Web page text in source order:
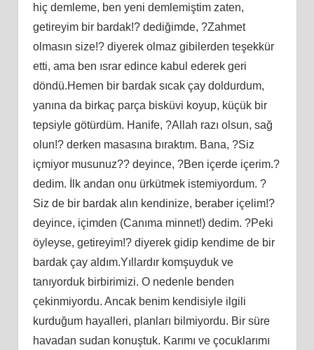
hiç demleme, ben yeni demlemiştim zaten,
getireyim bir bardak!? dediğimde, ?Zahmet
olmasın size!? diyerek olmaz gibilerden teşekkür
etti, ama ben ısrar edince kabul ederek geri
döndü.Hemen bir bardak sıcak çay doldurdum,
yanına da birkaç parça bisküvi koyup, küçük bir
tepsiyle götürdüm. Hanife, ?Allah razı olsun, sağ
olun!? derken masasına bıraktım. Bana, ?Siz
içmiyor musunuz?? deyince, ?Ben içerde içerim.?
dedim. İlk andan onu ürkütmek istemiyordum. ?
Siz de bir bardak alın kendinize, beraber içelim!?
deyince, içimden (Canıma minnet!) dedim. ?Peki
öyleyse, getireyim!? diyerek gidip kendime de bir
bardak çay aldım.Yıllardır komşuyduk ve
tanıyorduk birbirimizi. O nedenle benden
çekinmiyordu. Ancak benim kendisiyle ilgili
kurduğum hayalleri, planları bilmiyordu. Bir süre
havadan sudan konuştuk. Karımı ve çocuklarımı